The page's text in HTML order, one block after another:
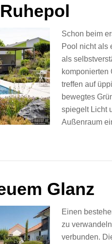
Schon beim
Pool nicht als
als
komponierten
treffen auf
bewegtes
spiegelt Licht
Außenraum
Glanz
Einen
zu
verbunden.